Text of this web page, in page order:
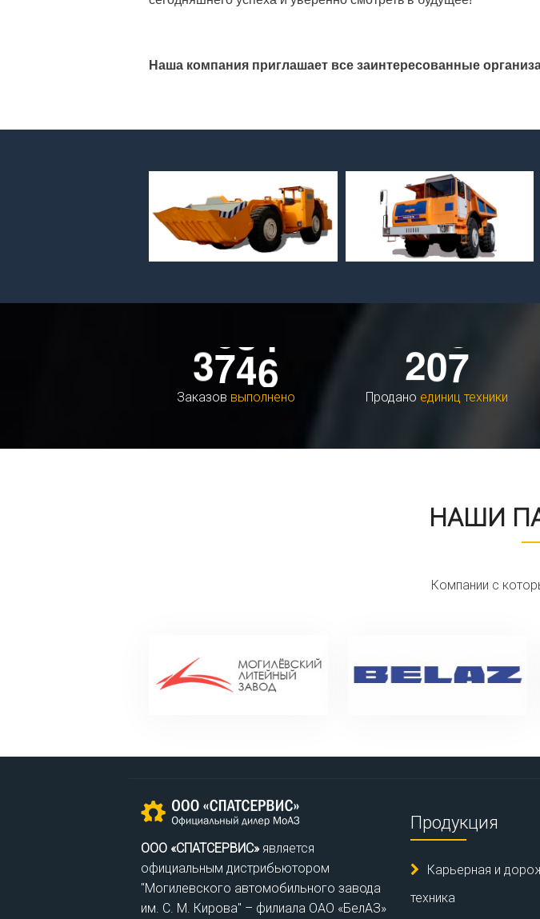
Наша компания приглашает все заинтересованные
Машина погрузочно-доставочная
ПДМ МоАЗ-4055
МоАЗ-75054
Самосвал-землевоз МоАЗ-75054
3746
Заказов выполнено
207
Продано единиц техники
НАШИ
Компании с
ООО «СПАТСЕРВИС»является
официальным дистрибьютором
"Могилевского автомобильного завода
им. С. М. Кирова" – филиала ОАО «БелАЗ»
Продукция
Карьерная и
техника